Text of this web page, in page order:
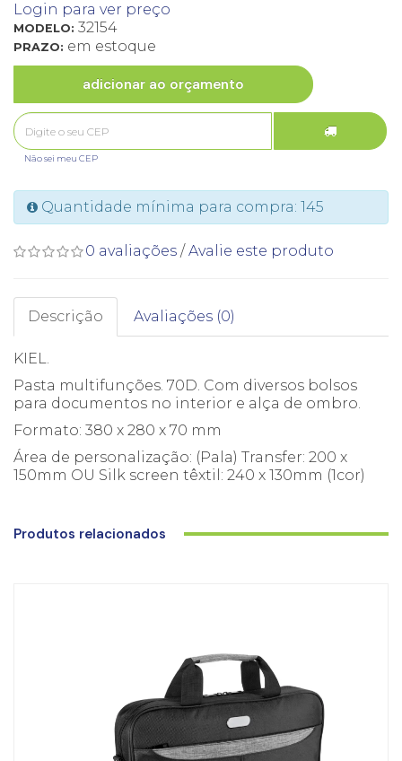
Login para ver preço
MODELO: 32154
PRAZO: em estoque
adicionar ao orçamento
Não sei meu CEP
Quantidade mínima para compra: 145
0 avaliações /Avalie este produto
Descrição Avaliações (0)
KIEL.
Pasta multifunções. 70D. Com diversos bolsos
para documentos no interior e alça de ombro.
Formato: 380 x 280 x 70 mm
Área de personalização: (Pala) Transfer: 200 x
150mm OU Silk screen têxtil: 240 x 130mm (1cor)
Produtos relacionados